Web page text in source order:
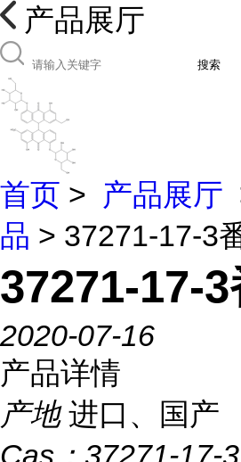
产品展厅
搜索
首页 > 产品展厅
品 > 37271-17-3
37271-17-
2020-07-16
产品详情
产地 进口、国产
Cas： 37271-17-3